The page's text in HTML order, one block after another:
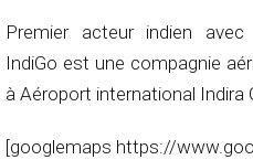
Premier acteur indien
IndiGo est une compagnie
à Aéroport international Indira
[googlemaps https://